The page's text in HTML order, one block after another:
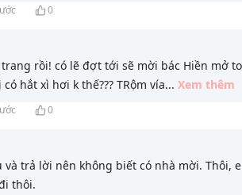
0
trang rồi! có lẽ đợt tới sẽ mời bác Hiền mở
hắt xì hơi k thế??? TRộm vía... Xem thêm
0
và trả lời nên không biết có nhà mời. Thôi,
thôi.